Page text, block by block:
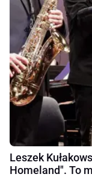
Leszek
Homeland". To